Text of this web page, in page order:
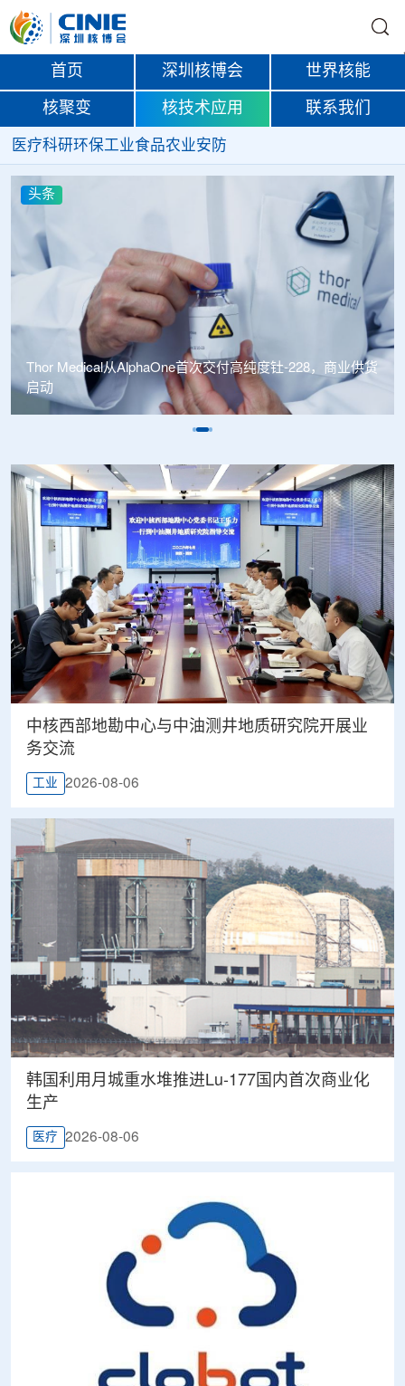
首页 深圳核博会 世界核能
核聚变 核技术应用 联系我们
医疗科研环保工业食品农业安防
头条
Thor Medical从AlphaOne首次交付高纯度钍-228，商业供货
启动
中核西部地勘中心与中油测井地质研究院开展业
务交流
工业 2026-08-06
韩国利用月城重水堆推进Lu-177国内首次商业化
生产
医疗 2026-08-06